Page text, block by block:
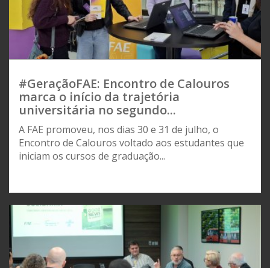
#GeraçãoFAE: Encontro de Calouros
marca o início da trajetória
universitária no segundo...
A FAE promoveu, nos dias 30 e 31 de julho, o
Encontro de Calouros voltado aos estudantes que
iniciam os cursos de graduação...